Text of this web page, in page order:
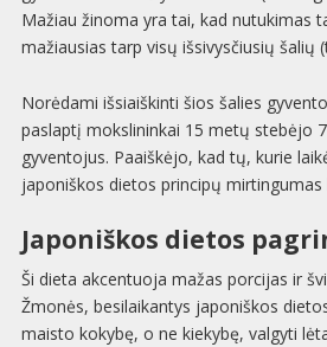
Mažiau žinoma yra tai, kad nutukimas
mažiausias tarp visų išsivysčiusių šalių
Norėdami išsiaiškinti šios šalies
paslaptį mokslininkai 15 metų stebėjo
gyventojus. Paaiškėjo, kad tų, kurie
japoniškos dietos principų mirtingumas
Japoniškos dietos
Ši dieta akcentuoja mažas porcijas ir
Žmonės, besilaikantys japoniškos
maisto kokybę, o ne kiekybę, valgyti